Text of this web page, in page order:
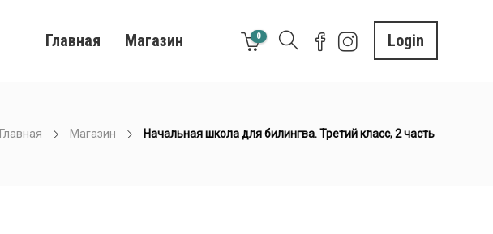
Главная Магазин 0 Login
Главная Магазин Начальная школа для билингва. Третий класс, 2 часть